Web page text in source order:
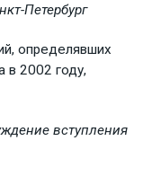
Петербург
определявших
в 2002 году,
вступления